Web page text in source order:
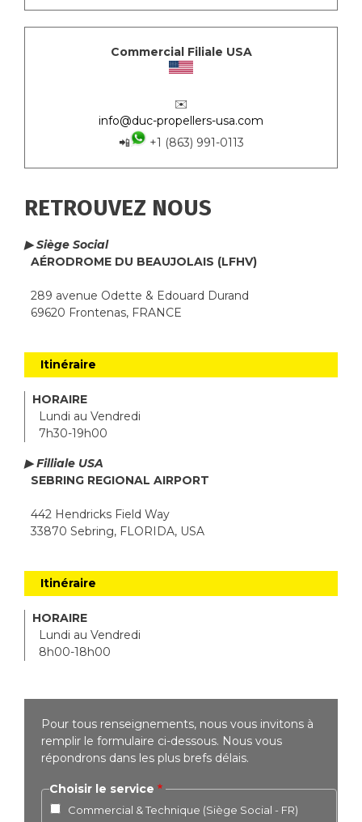
Commercial Filiale USA
✉️
info@duc-propellers-usa.com
📲
+1 (863) 991-0113
RETROUVEZ NOUS
▶ Siège Social
AÉRODROME DU BEAUJOLAIS (LFHV)
289 avenue Odette & Edouard Durand
69620 Frontenas, FRANCE
Itinéraire
HORAIRE
Lundi au Vendredi
7h30-19h00
▶ Filliale USA
SEBRING REGIONAL AIRPORT
442 Hendricks Field Way
33870 Sebring, FLORIDA, USA
Itinéraire
HORAIRE
Lundi au Vendredi
8h00-18h00
Pour tous renseignements, nous vous invitons à
remplir le formulaire ci-dessous. Nous vous
répondrons dans les plus brefs délais.
Choisir le service
Commercial & Technique (Siège Social - FR)